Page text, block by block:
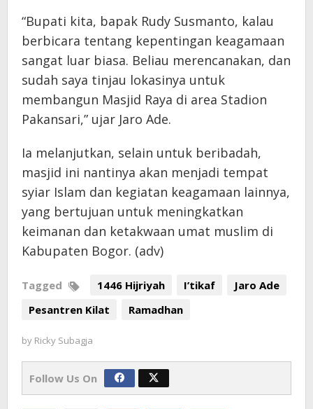
“Bupati kita, bapak Rudy Susmanto, kalau
berbicara tentang kepentingan keagamaan
sangat luar biasa. Beliau merencanakan, dan
sudah saya tinjau lokasinya untuk
membangun Masjid Raya di area Stadion
Pakansari,” ujar Jaro Ade.
Ia melanjutkan, selain untuk beribadah,
masjid ini nantinya akan menjadi tempat
syiar Islam dan kegiatan keagamaan lainnya,
yang bertujuan untuk meningkatkan
keimanan dan ketakwaan umat muslim di
Kabupaten Bogor. (adv)
Tagged 1446 Hijriyah I’tikaf
Jaro Ade
Pesantren Kilat
Ramadhan
by Ricky Subagja
Follow Us On